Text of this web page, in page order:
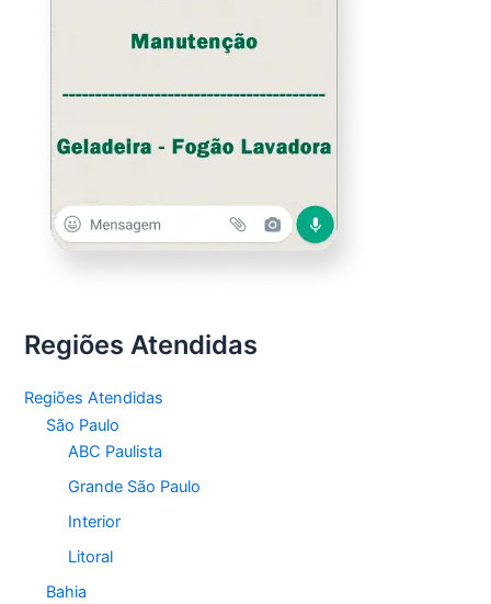
Regiões Atendidas
Regiões Atendidas
São Paulo
ABC Paulista
Grande São Paulo
Interior
Litoral
Bahia